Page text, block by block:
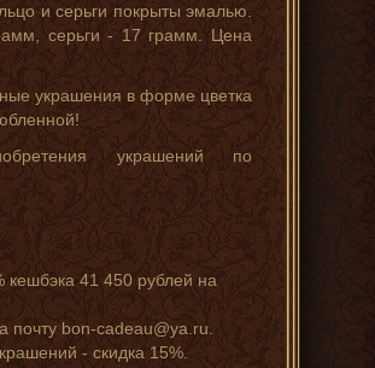
и серьги покрыты эмалью.
серьги - 17 грамм. Цена
украшения в форме цветка
украшений по
кешбэка 41 450 рублей на
почту bon-cadeau@ya.ru.
- скидка 15%.